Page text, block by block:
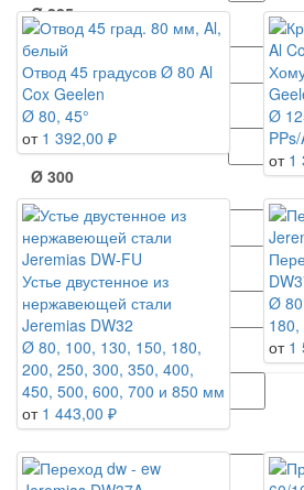
Ø 225
Ø 250
Ø 300
Ø 60
Ø 60-100
Ø 80
Отвод 45 градусов Ø 80 Al
Cox Geelen
Ø 80, 45°
от 1 392,00 ₽
Ø
PPs/
от 1
Устье двустенное из
нержавеющей стали
Jeremias DW32
Ø 80, 100, 130, 150, 180,
200, 250, 300, 350, 400,
450, 500, 600, 700 и 850 мм
от 1 443,00 ₽
Ø
от 1